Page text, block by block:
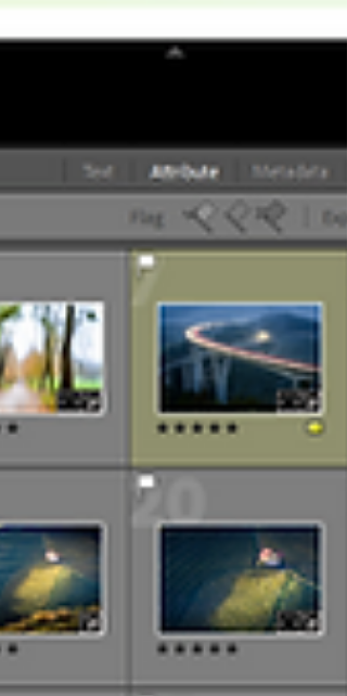
הצילום. מצד אחד, הוא יכול להפוך תמונה
פשוטה לדרמטית, אל זמנית ומלאת עומק. מצד
שני, הוא גם עלול להפוך תמונה צבעונית, חיה
הגדולה: מתי נכון להמיר תמונה לשחור לבן,
עדיף להשאיר אותה בצבע? התשובה הקצרה
היא: כשזה משרת את הסיפור. התשובה
יותר - וההרבה יותר מעניינת - היא הנושא של
המאמר הזה. חשיפות ארוכות בנמל תל אב